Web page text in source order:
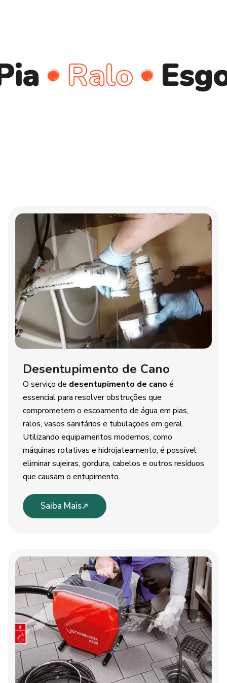
Esgoto
Desentupimento de Cano
O serviço de desentupimento de cano é
essencial para resolver obstruções que
comprometem o escoamento de água em pias,
ralos, vasos sanitários e tubulações em geral.
Utilizando equipamentos modernos, como
máquinas rotativas e hidrojateamento, é possível
eliminar sujeiras, gordura, cabelos e outros resíduos
que causam o entupimento.
Saiba Mais